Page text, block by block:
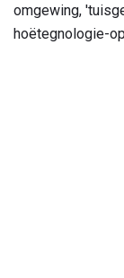
omgewing,
hoëtegnologie-